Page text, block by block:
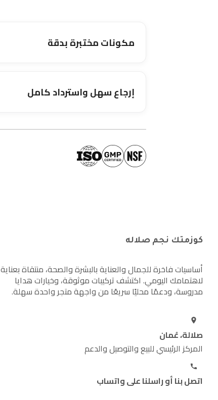
مكونات مختبرة بدقة
إرجاع سهل واسترداد كامل
كوزمتك نجم صلاله
أساسيات فاخرة للجمال والعناية بالبشرة والصحة، منتقاة بعناية
لاهتمامك اليومي. اكتشف تركيبات موثوقة، وخيارات هدايا
مدروسة، ودعمًا محليًا سريعًا من واجهة متجر واحدة سهلة.
صلالة، عُمان
المركز الرئيسي للبيع والتوصيل والدعم
اتصل بنا أو راسلنا على واتساب